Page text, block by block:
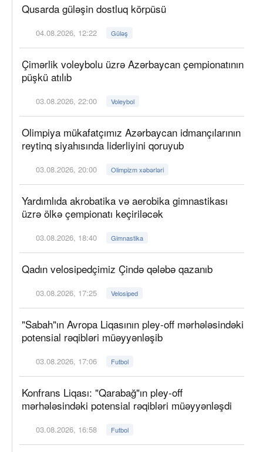
Qusarda güləşin dostluq körpüsü
04.08.2026, 12:22 Güləş
Çimərlik voleybolu üzrə Azərbaycan çempionatının
püşkü atılıb
03.08.2026, 22:00 Voleybol
Olimpiya mükafatçımız Azərbaycan idmançılarının
reytinq siyahısında liderliyini qoruyub
03.08.2026, 20:00 Olimpizm xəbərləri
Yardımlıda akrobatika və aerobika gimnastikası
üzrə ölkə çempionatı keçiriləcək
03.08.2026, 18:40 Gimnastika
Qadın velosipedçimiz Çində qələbə qazanıb
03.08.2026, 17:25 Velosiped
"Sabah"ın Avropa Liqasının pley-off mərhələsindəki
potensial rəqibləri müəyyənləşib
03.08.2026, 17:06 Futbol
Konfrans Liqası: "Qarabağ"ın pley-off
mərhələsindəki potensial rəqibləri müəyyənləşdi
03.08.2026, 16:58 Futbol